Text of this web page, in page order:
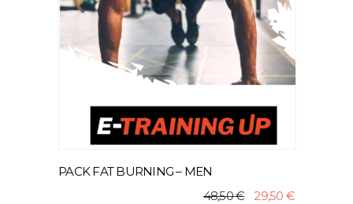
PACK FAT BURNING – MEN
48,50€ LE
29,50 €LE